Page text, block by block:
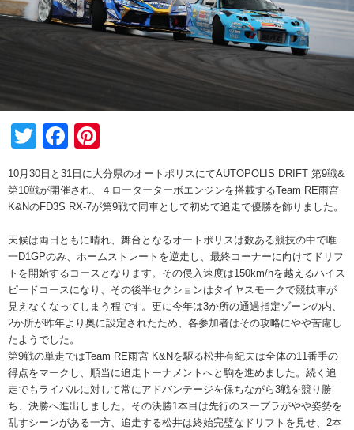
TwitterFacebook
10月30日と31日に大分県のオートポリスにてAUTOPOLIS DRIFT 第9戦&
第10戦が開催され、４ローターターボエンジンを搭載するTeam RE雨宮
K&NのFD3S RX-7が第9戦で同車として初めて追走で優勝を飾りました。
天候は両日ともに晴れ、舞台となるオートポリスは数ある競技の中で唯
一D1GPのみ、ホームストレートを逆走し、最終コーナーに向けてドリフ
トを開始するコースとなります。その侵入速度は150km/hを越えるハイス
ピードコースになり、その後半セクションはタイヤスモークで競技車が
見えなくなってしまう程です。更に今年は3か所の通過指定ゾーンの内、
2か所が昨年より奥に設定されたため、各参加者はその攻略にやや苦慮し
たようでした。
第9戦の単走ではTeam RE雨宮 K&Nを駆る松井有紀夫は全体の11番手の
得点をマークし、順当に追走トーナメントへと駒を進めました。続く追
走でもライバルに対して常にアドバンテージを保ちながら3戦を競り勝
ち、決勝へ進出しました。その決勝1本目は先行のスープラがやや姿勢を
乱すシーンがある一方、追走する松井は終始完璧なドリフトを見せ、2本